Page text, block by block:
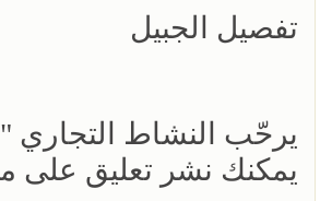
تفصيل الجبيل
يرحّب النشاط التجاري
يمكنك نشر تعليق على